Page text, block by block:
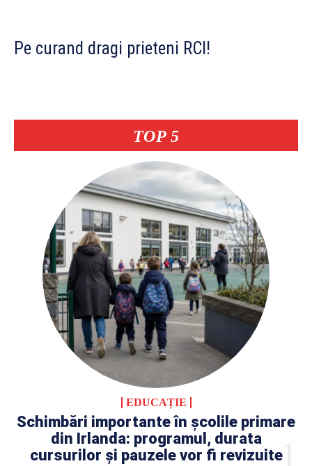
TOP 5
EDUCAȚIE
Schimbări importante în școlile primare
din Irlanda: programul, durata
cursurilor și pauzele vor fi revizuite
Pe curand dragi prieteni RCI!